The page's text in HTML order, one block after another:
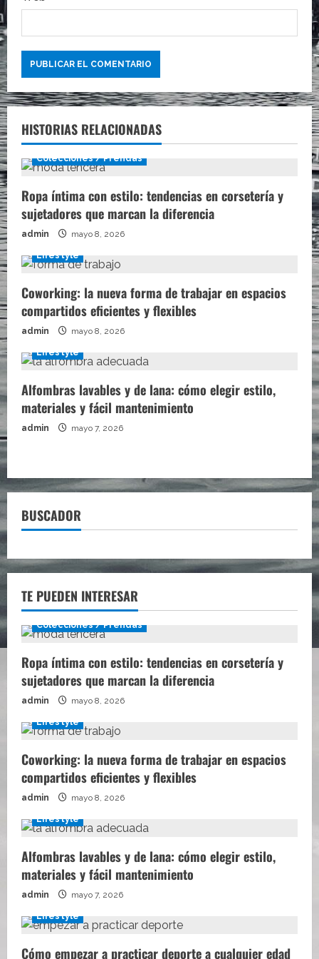
s
HISTORIAS RELACIONADAS
Colecciones / Prendas
Ropa íntima con estilo: tendencias en corsetería y
sujetadores que marcan la diferencia
admin mayo 8, 2026
Lifestyle
Coworking: la nueva forma de trabajar en espacios
compartidos eficientes y flexibles
admin mayo 8, 2026
Lifestyle
Alfombras lavables y de lana: cómo elegir estilo,
materiales y fácil mantenimiento
admin mayo 7, 2026
BUSCADOR
TE PUEDEN INTERESAR
Colecciones / Prendas
Ropa íntima con estilo: tendencias en corsetería y
sujetadores que marcan la diferencia
admin mayo 8, 2026
Lifestyle
Coworking: la nueva forma de trabajar en espacios
compartidos eficientes y flexibles
admin mayo 8, 2026
Lifestyle
Alfombras lavables y de lana: cómo elegir estilo,
materiales y fácil mantenimiento
admin mayo 7, 2026
Lifestyle
Cómo empezar a practicar deporte a cualquier edad